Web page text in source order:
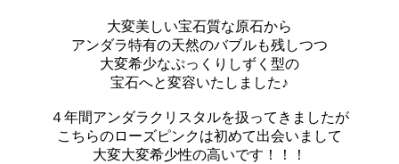
大変美しい宝石質な原石から
アンダラ特有の天然のバブルも残しつつ
大変希少なぷっくりしずく型の
宝石へと変容いたしました♪
４年間アンダラクリスタルを扱ってきましたが
こちらのローズピンクは初めて出会いまして
大変大変希少性の高いです！！！